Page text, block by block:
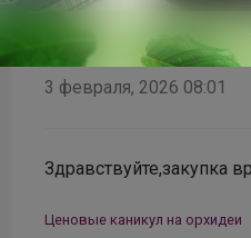
В теме "ABCollection"
3 февраля, 2026 08:01
Здравствуйте,закупка
Ценовые каникул на орхидеи
рублей. В наличии